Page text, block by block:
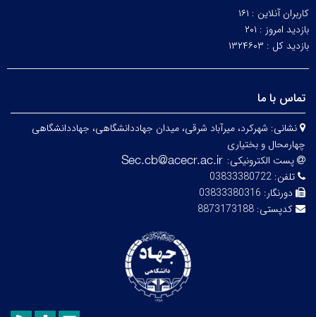
کاربران آنلاین : ۱۶۱
بازدید امروز : ۲۰۱
بازدید کل : ۱۳۲۴۶۰۳
تماس با ما
نشانی: شهرکرد، میرآباد شرقی، میدان جهاددانشگاهی، جهاددانشگاهی
چهارمحال و بختیاری
پست الکترونیکی:
تلفن: 03833380722
دورنگار: 03833380316
کدپستی: 8873173188